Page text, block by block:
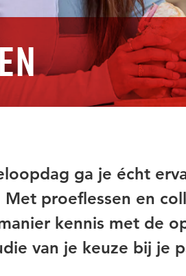
ga je écht
proeflessen en
kennis met de
van je keuze bij je